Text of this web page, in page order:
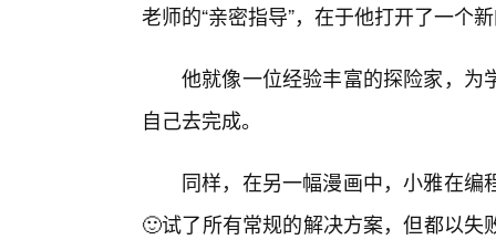
老师的“亲密指导”，在于他打开了一个
他就像一位经验丰富的探险家，为
自己去完成。
同样，在另一幅漫画中，小雅在
🙂试了所有常规的解决方案，但都以